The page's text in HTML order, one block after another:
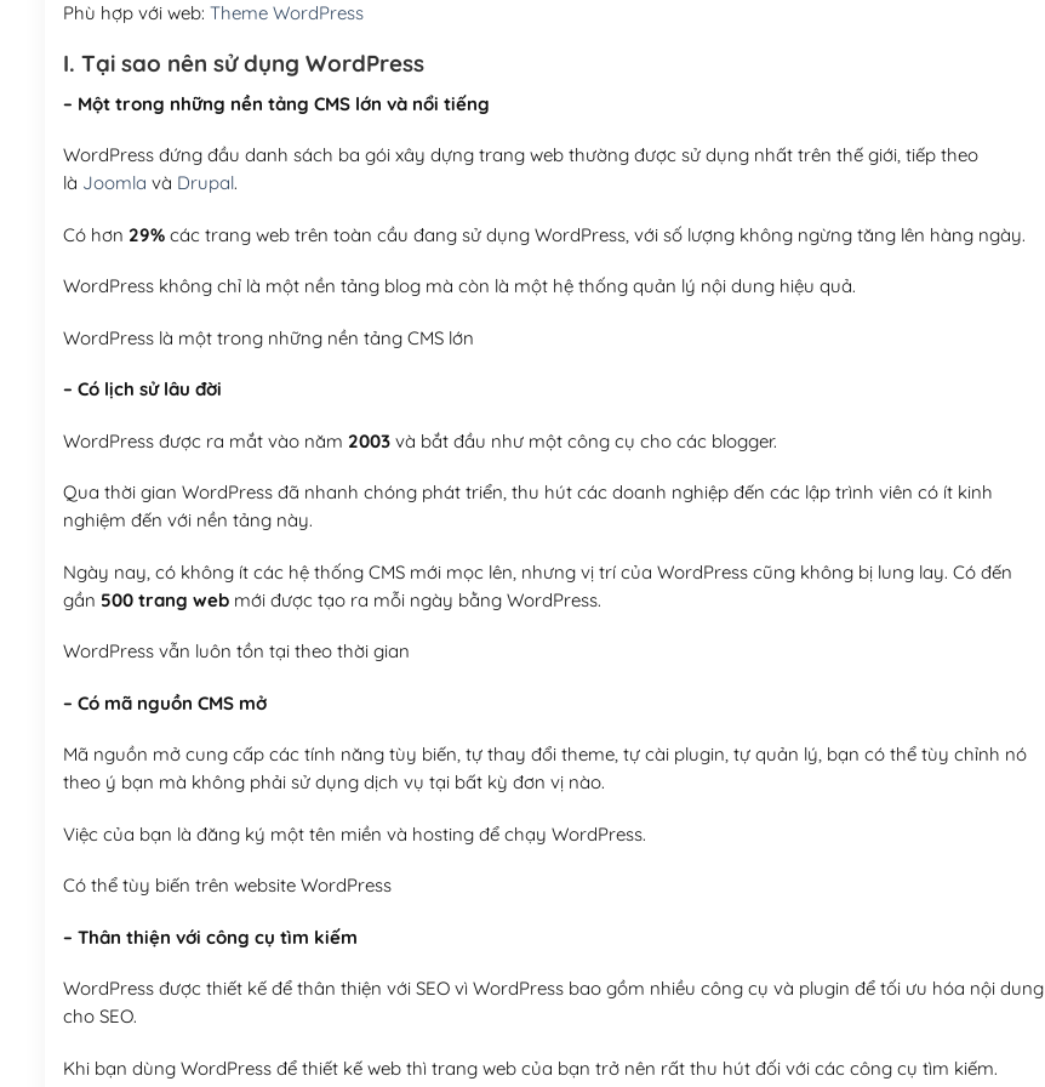
Phù hợp với web: Theme WordPress
I. Tại sao nên sử dụng WordPress
– Một trong những nền tảng CMS lớn và nổi tiếng
WordPress đứng đầu danh sách ba gói xây dựng trang web thường được sử dụng nhất trên thế giới, tiếp theo
là Joomla và Drupal.
Có hơn 29%các trang web trên toàn cầu đang sử dụng WordPress, với số lượng không ngừng tăng lên hàng ngày.
WordPress không chỉ là một nền tảng blog mà còn là một hệ thống quản lý nội dung hiệu quả.
WordPress là một trong những nền tảng CMS lớn
– Có lịch sử lâu đời
WordPress được ra mắt vào năm 2003và bắt đầu như một công cụ cho các blogger.
Qua thời gian WordPress đã nhanh chóng phát triển, thu hút các doanh nghiệp đến các lập trình viên có ít kinh
nghiệm đến với nền tảng này.
Ngày nay, có không ít các hệ thống CMS mới mọc lên, nhưng vị trí của WordPress cũng không bị lung lay. Có đến
gần 500 trang webmới được tạo ra mỗi ngày bằng WordPress.
WordPress vẫn luôn tồn tại theo thời gian
– Có mã nguồn CMS mở
Mã nguồn mở cung cấp các tính năng tùy biến, tự thay đổi theme, tự cài plugin, tự quản lý, bạn có thể tùy chỉnh nó
theo ý bạn mà không phải sử dụng dịch vụ tại bất kỳ đơn vị nào.
Việc của bạn là đăng ký một tên miền và hosting để chạy WordPress.
Có thể tùy biến trên website WordPress
– Thân thiện với công cụ tìm kiếm
WordPress được thiết kế để thân thiện với SEO vì WordPress bao gồm nhiều công cụ và plugin để tối ưu hóa nội dung
cho SEO.
Khi bạn dùng WordPress để thiết kế web thì trang web của bạn trở nên rất thu hút đối với các công cụ tìm kiếm.